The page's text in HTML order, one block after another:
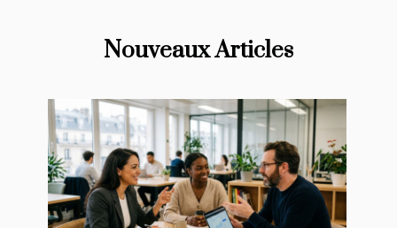
Nouveaux Articles